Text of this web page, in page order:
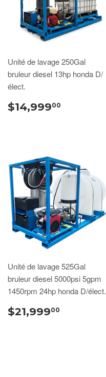
Unité de lavage 250Gal
bruleur diesel 13hp honda D/
élect.
$14,99900
Unité de lavage 525Gal
bruleur diesel 5000psi 5gpm
1450rpm 24hp honda D/élect.
$21,99900